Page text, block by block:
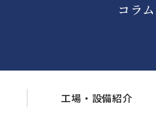
コラム
工場・設備紹介